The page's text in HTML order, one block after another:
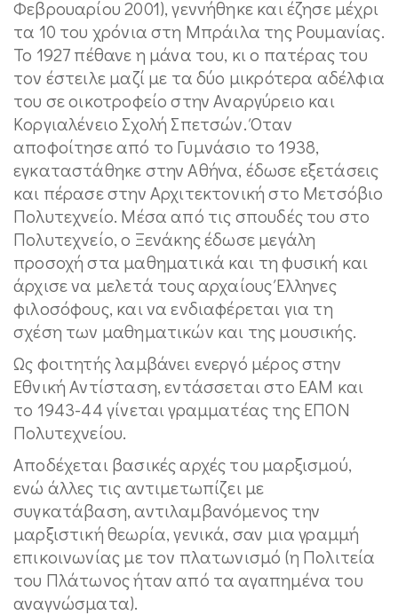
Φεβρουαρίου 2001), γεννήθηκε και έζησε μέχρι
τα 10 του χρόνια στη Μπράιλα της Ρουμανίας.
Το 1927 πέθανε η μάνα του, κι ο πατέρας του
τον έστειλε μαζί με τα δύο μικρότερα αδέλφια
του σε οικοτροφείο στην Αναργύρειο και
Κοργιαλένειο Σχολή Σπετσών. Όταν
αποφοίτησε από το Γυμνάσιο το 1938,
εγκαταστάθηκε στην Αθήνα, έδωσε εξετάσεις
και πέρασε στην Αρχιτεκτονική στο Μετσόβιο
Πολυτεχνείο. Μέσα από τις σπουδές του στο
Πολυτεχνείο, ο Ξενάκης έδωσε μεγάλη
προσοχή στα μαθηματικά και τη φυσική και
άρχισε να μελετά τους αρχαίους Έλληνες
φιλοσόφους, και να ενδιαφέρεται για τη
σχέση των μαθηματικών και της μουσικής.
Ως φοιτητής λαμβάνει ενεργό μέρος στην
Εθνική Αντίσταση, εντάσσεται στο ΕΑΜ και
το 1943-44 γίνεται γραμματέας της ΕΠΟΝ
Πολυτεχνείου.
Αποδέχεται βασικές αρχές του μαρξισμού,
ενώ άλλες τις αντιμετωπίζει με
συγκατάβαση, αντιλαμβανόμενος την
μαρξιστική θεωρία, γενικά, σαν μια γραμμή
επικοινωνίας με τον πλατωνισμό (η Πολιτεία
του Πλάτωνος ήταν από τα αγαπημένα του
αναγνώσματα).